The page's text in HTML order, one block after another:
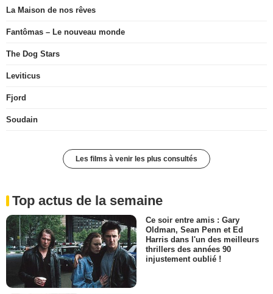
La Maison de nos rêves
Fantômas – Le nouveau monde
The Dog Stars
Leviticus
Fjord
Soudain
Les films à venir les plus consultés
Top actus de la semaine
Ce soir entre amis : Gary
Oldman, Sean Penn et Ed
Harris dans l'un des meilleurs
thrillers des années 90
injustement oublié !